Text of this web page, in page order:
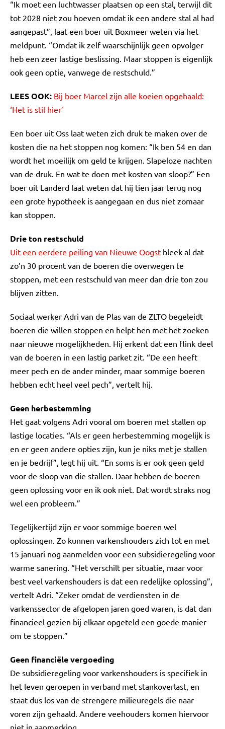
“Ik moet een luchtwasser plaatsen op een stal, terwijl dit
tot 2028 niet zou hoeven omdat ik een andere stal al had
aangepast”, laat een boer uit Boxmeer weten via het
meldpunt. “Omdat ik zelf waarschijnlijk geen opvolger
heb een zeer lastige beslissing. Maar stoppen is eigenlijk
ook geen optie, vanwege de restschuld.”
LEES OOK: Bij boer Marcel zijn alle koeien opgehaald:
‘Het is stil hier’
Een boer uit Oss laat weten zich druk te maken over de
kosten die na het stoppen nog komen: “Ik ben 54 en dan
wordt het moeilijk om geld te krijgen. Slapeloze nachten
van de druk. En wat te doen met kosten van sloop?” Een
boer uit Landerd laat weten dat hij tien jaar terug nog
een grote hypotheek is aangegaan en dus niet zomaar
kan stoppen.
Drie ton restschuld
Uit een eerdere peiling van Nieuwe Oogst bleek al dat
zo’n 30 procent van de boeren die overwegen te
stoppen, met een restschuld van meer dan drie ton zou
blijven zitten.
Sociaal werker Adri van de Plas van de ZLTO begeleidt
boeren die willen stoppen en helpt hen met het zoeken
naar nieuwe mogelijkheden. Hij erkent dat een flink deel
van de boeren in een lastig parket zit. “De een heeft
meer pech en de ander minder, maar sommige boeren
hebben echt heel veel pech”, vertelt hij.
Geen herbestemming
Het gaat volgens Adri vooral om boeren met stallen op
lastige locaties. “Als er geen herbestemming mogelijk is
en er geen andere opties zijn, kun je niks met je stallen
en je bedrijf”, legt hij uit. “En soms is er ook geen geld
voor de sloop van die stallen. Daar hebben de boeren
geen oplossing voor en ik ook niet. Dat wordt straks nog
wel een probleem.”
Tegelijkertijd zijn er voor sommige boeren wel
oplossingen. Zo kunnen varkenshouders zich tot en met
15 januari nog aanmelden voor een subsidieregeling voor
warme sanering. “Het verschilt per situatie, maar voor
best veel varkenshouders is dat een redelijke oplossing”,
vertelt Adri. “Zeker omdat de verdiensten in de
varkenssector de afgelopen jaren goed waren, is dat dan
financieel gezien bij elkaar opgeteld een goede manier
om te stoppen.”
Geen financiële vergoeding
De subsidieregeling voor varkenshouders is specifiek in
het leven geroepen in verband met stankoverlast, en
staat dus los van de strengere milieuregels die naar
voren zijn gehaald. Andere veehouders komen hiervoor
niet in aanmerking.